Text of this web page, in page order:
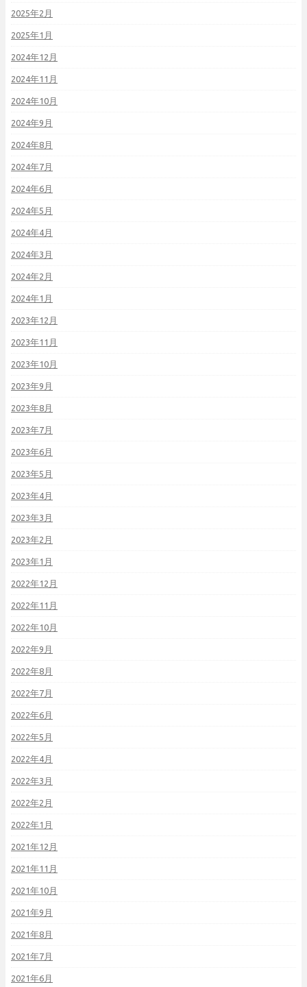
2025年2月
2025年1月
2024年12月
2024年11月
2024年10月
2024年9月
2024年8月
2024年7月
2024年6月
2024年5月
2024年4月
2024年3月
2024年2月
2024年1月
2023年12月
2023年11月
2023年10月
2023年9月
2023年8月
2023年7月
2023年6月
2023年5月
2023年4月
2023年3月
2023年2月
2023年1月
2022年12月
2022年11月
2022年10月
2022年9月
2022年8月
2022年7月
2022年6月
2022年5月
2022年4月
2022年3月
2022年2月
2022年1月
2021年12月
2021年11月
2021年10月
2021年9月
2021年8月
2021年7月
2021年6月